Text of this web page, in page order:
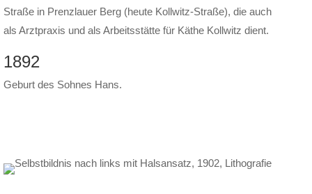
Straße in Prenzlauer Berg (heute Kollwitz-Straße), die auch
als Arztpraxis und als Arbeitsstätte für Käthe Kollwitz dient.
1892
Geburt des Sohnes Hans.